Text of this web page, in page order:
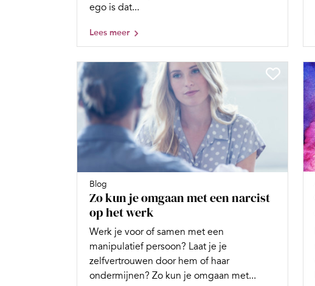
ego is dat...
Lees meer
Blog
Zo kun je omgaan met een narcist
op het werk
Werk je voor of samen met een
manipulatief persoon? Laat je je
zelfvertrouwen door hem of haar
ondermijnen? Zo kun je omgaan met...